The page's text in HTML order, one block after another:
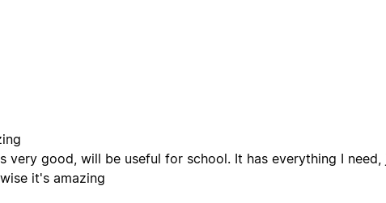
very good, will be useful for school. It has everything I
it's amazing